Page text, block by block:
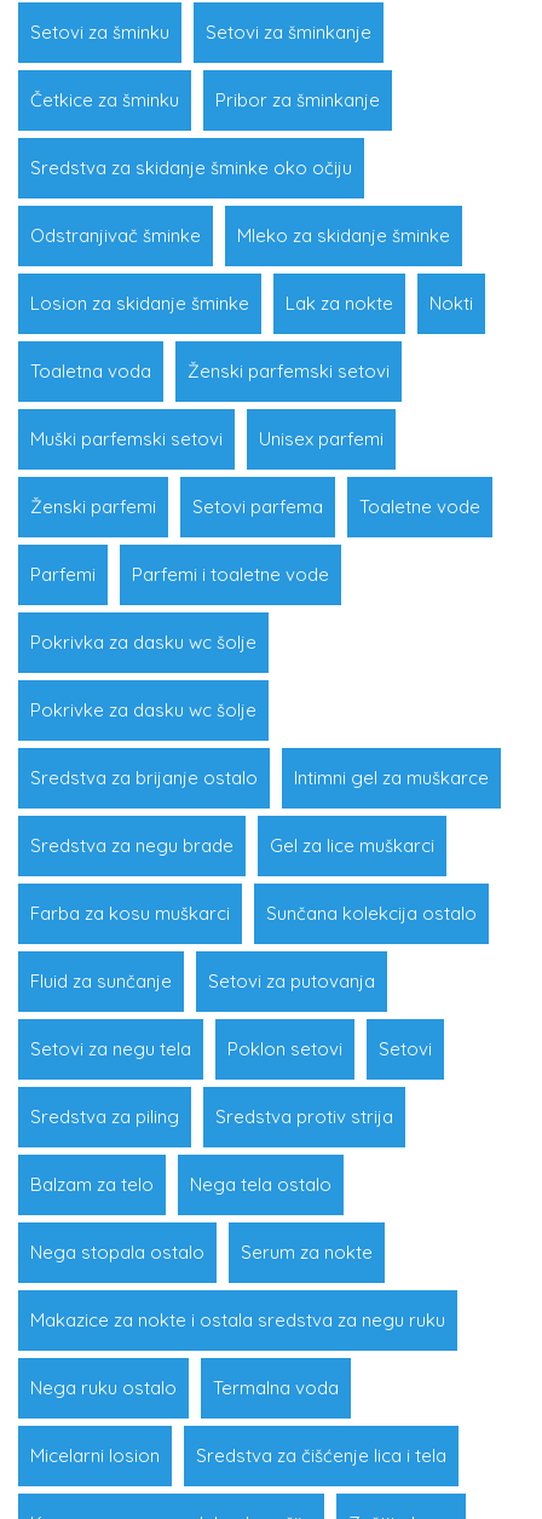
Setovi za šminku Setovi za šminkanje
Četkice za šminku Pribor za šminkanje
Sredstva za skidanje šminke oko očiju
Odstranjivač šminke Mleko za skidanje šminke
Losion za skidanje šminke Lak za nokte Nokti
Toaletna voda Ženski parfemski setovi
Muški parfemski setovi Unisex parfemi
Ženski parfemi Setovi parfema Toaletne vode
Parfemi Parfemi i toaletne vode
Pokrivka za dasku wc šolje
Pokrivke za dasku wc šolje
Sredstva za brijanje ostalo Intimni gel za muškarce
Sredstva za negu brade Gel za lice muškarci
Farba za kosu muškarci Sunčana kolekcija ostalo
Fluid za sunčanje Setovi za putovanja
Setovi za negu tela Poklon setovi Setovi
Sredstva za piling Sredstva protiv strija
Balzam za telo Nega tela ostalo
Nega stopala ostalo Serum za nokte
Makazice za nokte i ostala sredstva za negu ruku
Nega ruku ostalo Termalna voda
Micelarni losion Sredstva za čišćenje lica i tela